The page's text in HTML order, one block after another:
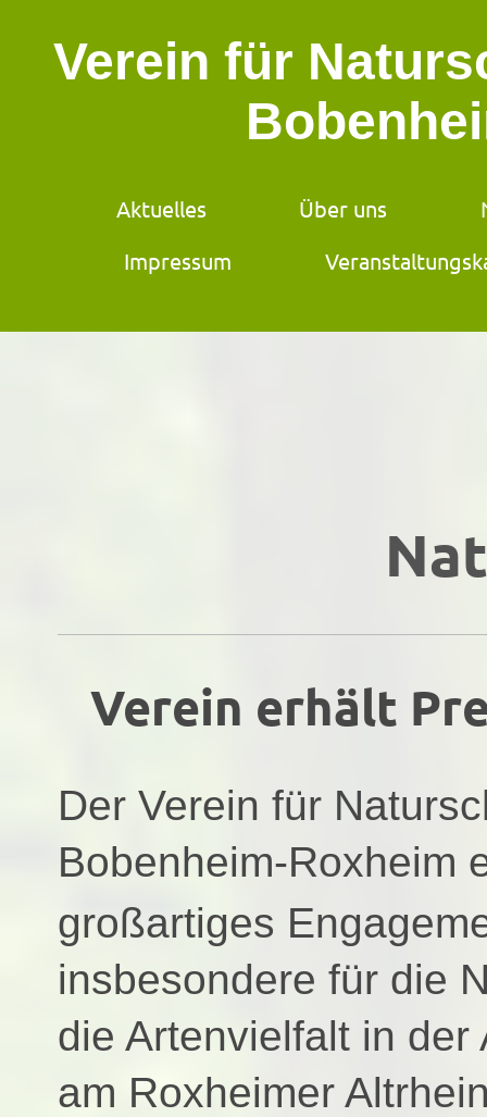
Verein für
Aktuelles Über uns
Impressum
Verein erhält
Der Verein für
Bobenheim-Roxheim
großartiges
insbesondere für die
die Artenvielfalt in
am Roxheimer